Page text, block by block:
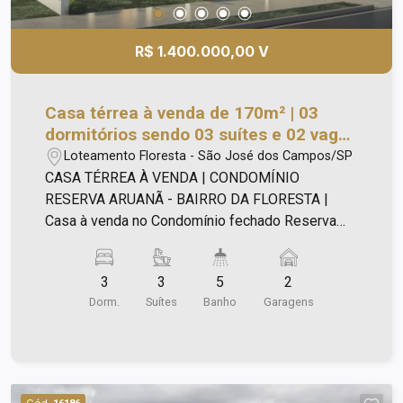
R$ 1.400.000,00 V
Casa térrea à venda de 170m² | 03
dormitórios sendo 03 suítes e 02 vagas
de garagem | Condomínio Reserva
Aruanã - Bairro da Floresta | São José
dos Campos
Loteamento Floresta - São José dos Campos/SP
CASA TÉRREA À VENDA | CONDOMÍNIO
RESERVA ARUANÃ - BAIRRO DA FLORESTA |
Casa à venda no Condomínio fechado Reserva
casa térrea é simplesmente espetacular! -
Terreno com 250m²; - Área construída: 170m²; -
São 03 dormitórios, todos suítes, sendo a suíte
sala de TV, sala de jantar e uma sala de estar; -
3
Dorm.
3
Suítes
5
Banho
2
Garagens